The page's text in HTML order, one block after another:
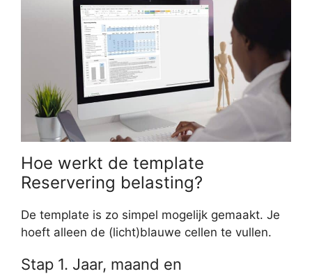
Hoe werkt de template
Reservering belasting?
De template is zo simpel mogelijk gemaakt. Je
hoeft alleen de (licht)blauwe cellen te vullen.
Stap 1. Jaar, maand en